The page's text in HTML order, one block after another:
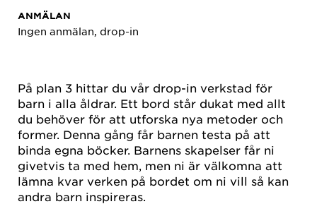
På plan 3 hittar du vår drop-in verkstad för
barn i alla åldrar. Ett bord står dukat med allt
du behöver för att utforska nya metoder och
former. Denna gång får barnen testa på att
binda egna böcker. Barnens skapelser får ni
givetvis ta med hem, men ni är välkomna att
lämna kvar verken på bordet om ni vill så kan
andra barn inspireras.
ANMÄLAN
Ingen anmälan, drop-in